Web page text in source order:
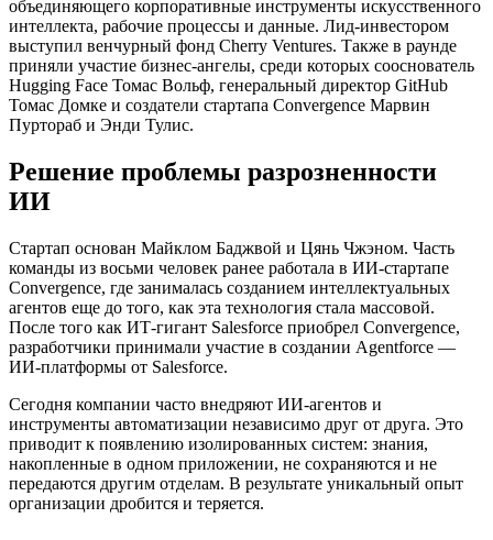
объединяющего корпоративные инструменты искусственного
интеллекта, рабочие процессы и данные. Лид-инвестором
выступил венчурный фонд Cherry Ventures. Также в раунде
приняли участие бизнес-ангелы, среди которых сооснователь
Hugging Face Томас Вольф, генеральный директор GitHub
Томас Домке и создатели стартапа Convergence Марвин
Пуртораб и Энди Тулис.
Решение проблемы разрозненности
ИИ
Стартап основан Майклом Баджвой и Цянь Чжэном. Часть
команды из восьми человек ранее работала в ИИ-стартапе
Convergence, где занималась созданием интеллектуальных
агентов еще до того, как эта технология стала массовой.
После того как ИТ-гигант Salesforce приобрел Convergence,
разработчики принимали участие в создании Agentforce —
ИИ-платформы от Salesforce.
Сегодня компании часто внедряют ИИ-агентов и
инструменты автоматизации независимо друг от друга. Это
приводит к появлению изолированных систем: знания,
накопленные в одном приложении, не сохраняются и не
передаются другим отделам. В результате уникальный опыт
организации дробится и теряется.